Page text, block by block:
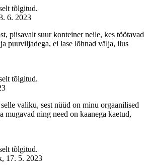
tõlgitud.
6. 2023
piisavalt suur konteiner neile, kes töötavad
puuviljadega, ei lase lõhnad välja, ilus
tõlgitud.
valiku, sest nüüd on minu orgaanilised
mugavad ning need on kaanega kaetud,
tõlgitud.
, 17. 5. 2023